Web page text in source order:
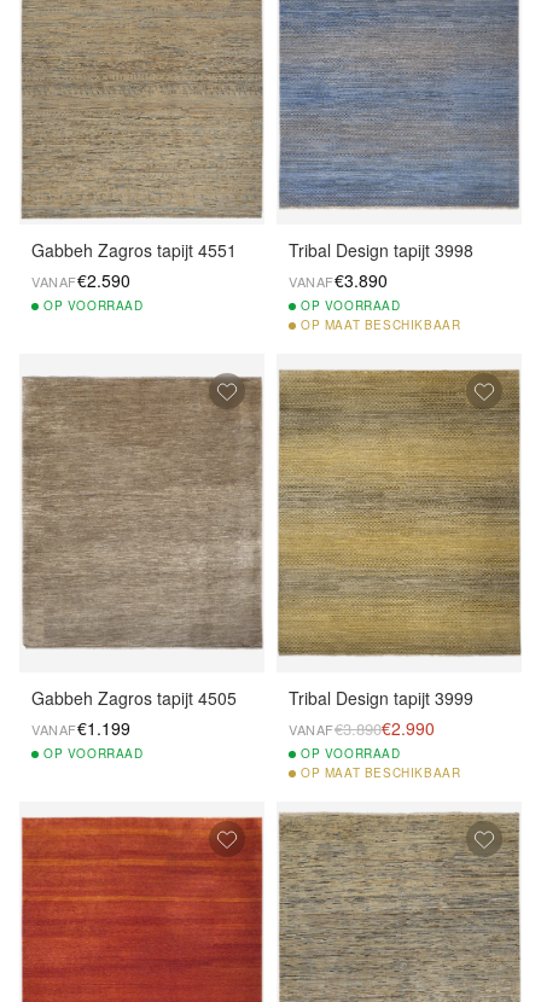
Gabbeh Zagros tapijt 4551
VANAF€2.590
OP VOORRAAD
Tribal Design tapijt 3998
VANAF€3.890
OP VOORRAAD
OP MAAT BESCHIKBAAR
Gabbeh Zagros tapijt 4505
VANAF€1.199
OP VOORRAAD
Tribal Design tapijt 3999
VANAF€3.890€2.990
OP VOORRAAD
OP MAAT BESCHIKBAAR